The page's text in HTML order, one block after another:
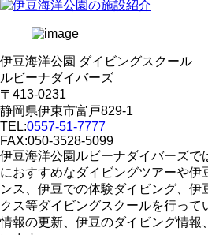
伊豆海洋公園 ダイビングスクール
ルビーナダイバーズ
〒413-0231
静岡県伊東市富戸829-1
TEL:0557-51-7777
FAX:050-3528-5099
伊豆海洋公園ルビーナダイバーズで
におすすめなダイビングツアーや伊
ンス、伊豆での体験ダイビング、伊
クス等ダイビングスクールを行っ
情報の更新、伊豆のダイビング情報